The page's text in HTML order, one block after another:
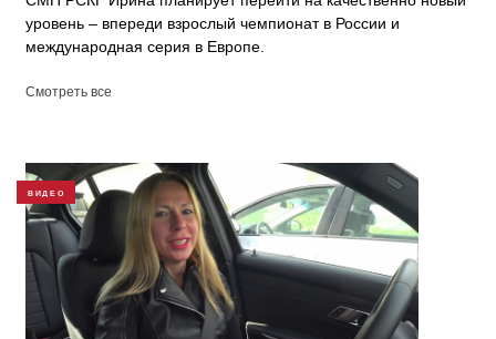
уровень – впереди взрослый чемпионат в России и
международная серия в Европе.
Смотреть все
ВИДЕО